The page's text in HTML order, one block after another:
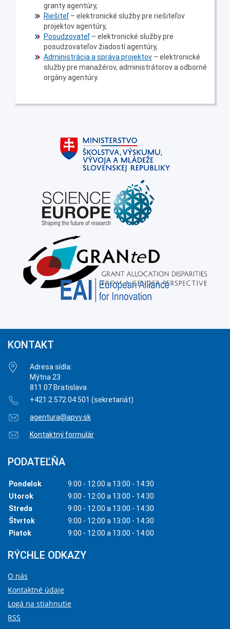
granty agentúry,
Riešiteľ – elektronické služby pre riešiteľov
projektov agentúry,
Posudzovateľ – elektronické služby pre
posudzovateľov žiadostí agentúry,
Administrácia a správa projektov – elektronické
služby pre manažérov, administrátorov a odborné
orgány agentúry.
KONTAKT
Adresa sídla:
Mýtna 23
811 07 Bratislava
+421 2 572 04 501 (sekretariát)
agentura@apvv.sk
Kontaktný formulár
PODATEĽŇA
Pondelok
9:00 - 12:00 a 13:00 - 14:30
Utorok
9:00 - 12:00 a 13:00 - 14:30
Streda
9:00 - 12:00 a 13:00 - 14:30
Štvrtok
9:00 - 12:00 a 13:00 - 14:30
Piatok
9:00 - 12:00 a 13:00 - 14:00
RÝCHLE ODKAZY
O nás
Kontaktné údaje
Logá na stiahnutie
RSS